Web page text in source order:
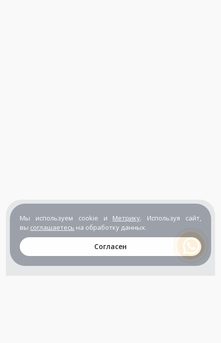
Мы используем cookie и Метрику. Используя сайт,
вы соглашаетесь на обработку данных.
Согласен